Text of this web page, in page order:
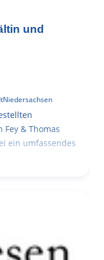
und
Niedersachsen
& Thomas
ein umfassendes